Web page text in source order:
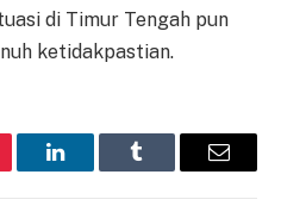
di Timur Tengah pun
ketidakpastian.
LinkedInTumblr Email